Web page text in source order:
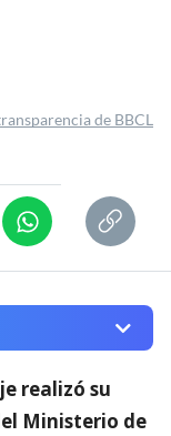
de BBCL
realizó su
Ministerio de